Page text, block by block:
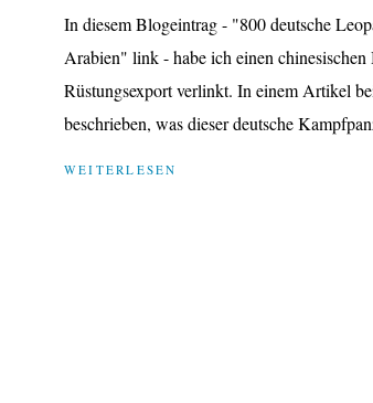
In diesem Blogeintrag - "800 deutsche
Arabien" link - habe ich einen chinesischen
Rüstungsexport verlinkt. In einem Artikel
beschrieben, was dieser deutsche
WEITERLESEN